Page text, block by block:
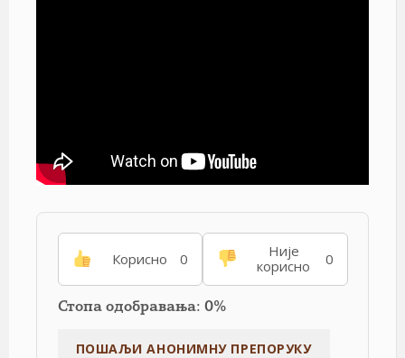
Корисно 0
Није
корисно
0
Стопа одобравања: 0%